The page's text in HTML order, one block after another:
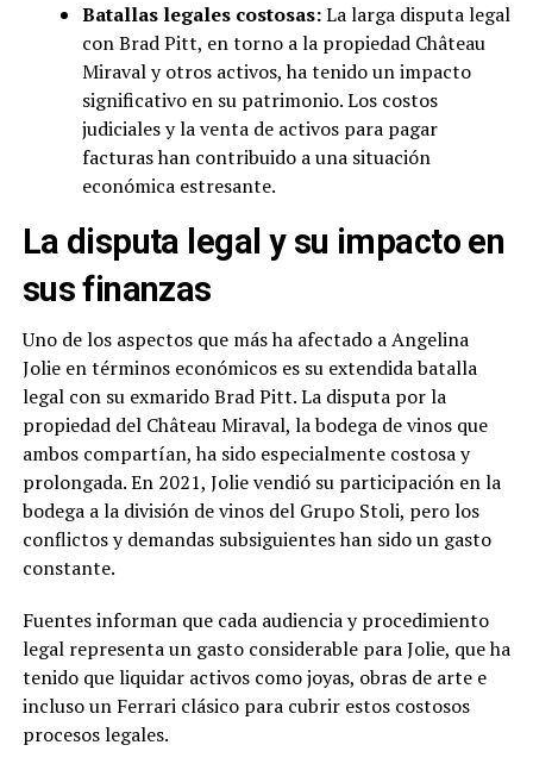
Batallas legales costosas:La larga disputa legal
con Brad Pitt, en torno a la propiedad Château
Miraval y otros activos, ha tenido un impacto
significativo en su patrimonio. Los costos
judiciales y la venta de activos para pagar
facturas han contribuido a una situación
económica estresante.
La disputa legal y su impacto en
sus finanzas
Uno de los aspectos que más ha afectado a Angelina
Jolie en términos económicos es su extendida batalla
legal con su exmarido Brad Pitt. La disputa por la
propiedad del Château Miraval, la bodega de vinos que
ambos compartían, ha sido especialmente costosa y
prolongada. En 2021, Jolie vendió su participación en la
bodega a la división de vinos del Grupo Stoli, pero los
conflictos y demandas subsiguientes han sido un gasto
constante.
Fuentes informan que cada audiencia y procedimiento
legal representa un gasto considerable para Jolie, que ha
tenido que liquidar activos como joyas, obras de arte e
incluso un Ferrari clásico para cubrir estos costosos
procesos legales.